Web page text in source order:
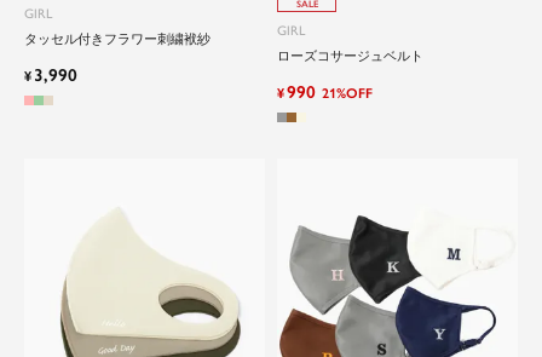
GIRL
タッセル付きフラワー刺繍袱紗
¥ 3,990
SALE
GIRL
ローズコサージュベルト
¥990 21%OFF